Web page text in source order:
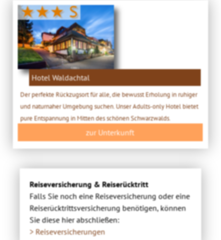
★★★ S
Hotel Waldachtal
Der perfekte Rückzugsort für alle, die bewusst Erholung in ruhiger
und naturnaher Umgebung suchen. Unser Adults-only Hotel bietet
pure Entspannung in Mitten des schönen Schwarzwalds.
zur Unterkunft
Reiseversicherung & Reiserücktritt
Falls Sie noch eine Reiseversicherung oder eine
Reiserücktrittsversicherung benötigen, können
Sie diese hier abschließen:
> Reiseversicherungen